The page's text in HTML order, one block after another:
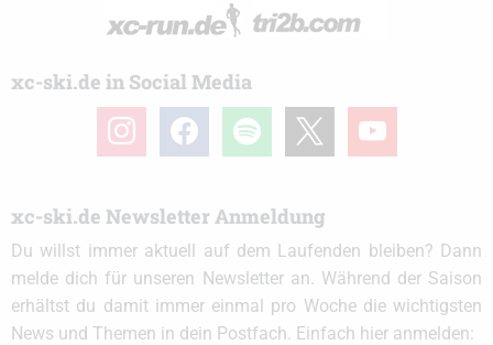
xc-ski.de in Social Media
instagramfacebook spotify youtube
xc-ski.de Newsletter Anmeldung
Du willst immer aktuell auf dem Laufenden bleiben? Dann
melde dich für unseren Newsletter an. Während der Saison
erhältst du damit immer einmal pro Woche die wichtigsten
News und Themen in dein Postfach. Einfach hier anmelden: